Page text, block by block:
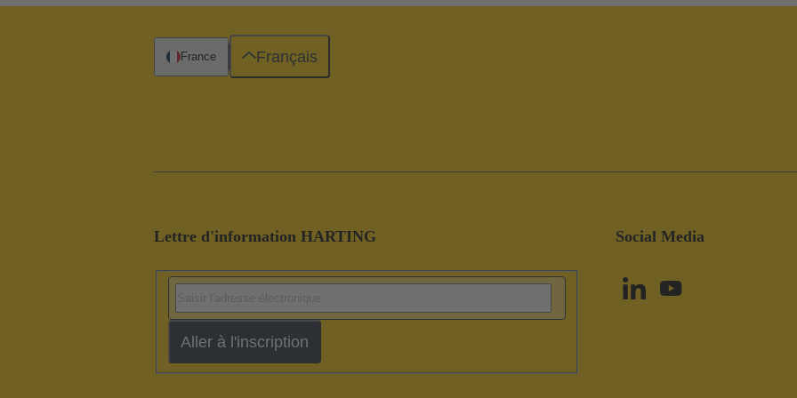
Lettre d'information HARTING
Aller à l'inscription
Social Media
France Français